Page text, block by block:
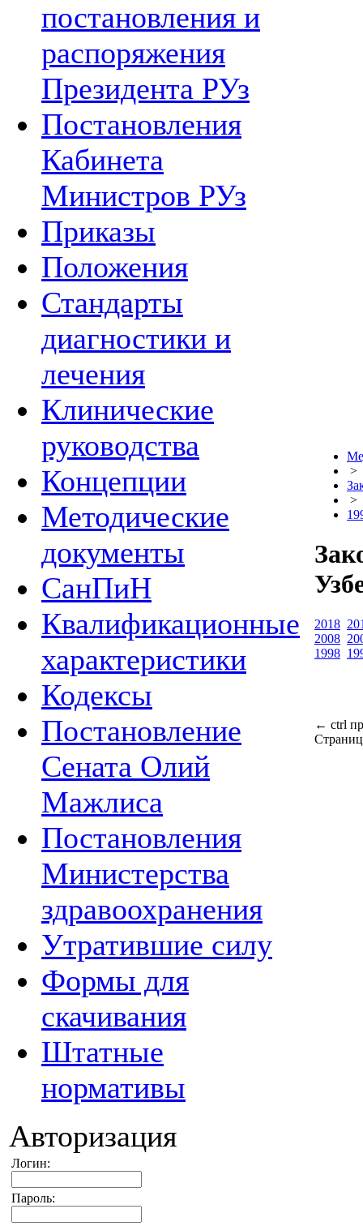
постановления и
распоряжения
Президента РУз
Постановления
Кабинета
Министров РУз
Приказы
Положения
Стандарты
диагностики и
лечения
Клинические
руководства
Концепции
Методические
документы
СанПиН
Квалификационные
характеристики
Кодексы
Постановление
Сената Олий
Мажлиса
Постановления
Министерства
здравоохранения
Утратившие силу
Формы для
скачивания
Штатные
нормативы
Авторизация
Логин:
Пароль:
>
>
2018
2008
1998
← ctrl